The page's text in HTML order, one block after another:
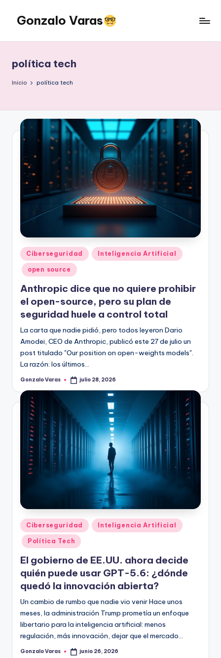
Saltar
contenido
Gonzalo Varas
que
la
tecnología
actitud
multiplica
política tech
Inicio política tech
Publicado
en
Ciberseguridad Inteligencia Artificial
open source
Anthropic dice que no quiere prohibir
el open-source, pero su plan de
seguridad huele a control total
La carta que nadie pidió, pero todos leyeron Dario
Amodei, CEO de Anthropic, publicó este 27 de julio un
post titulado "Our position on open-weights models".
La razón: los últimos…
Publicado
Gonzalo Varas julio 28, 2026
Publicado
en
Ciberseguridad Inteligencia Artificial
Política Tech
El gobierno de EE.UU. ahora decide
quién puede usar GPT-5.6: ¿dónde
quedó la innovación abierta?
Un cambio de rumbo que nadie vio venir Hace unos
meses, la administración Trump prometía un enfoque
libertario para la inteligencia artificial: menos
regulación, más innovación, dejar que el mercado…
Publicado
Gonzalo Varas junio 26, 2026